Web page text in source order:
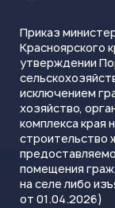
Приказ
Красноярского
утверждении
исключением
хозяйство,
комплекса края
строительство
помещения
на селе либо
от 01.04.2026)